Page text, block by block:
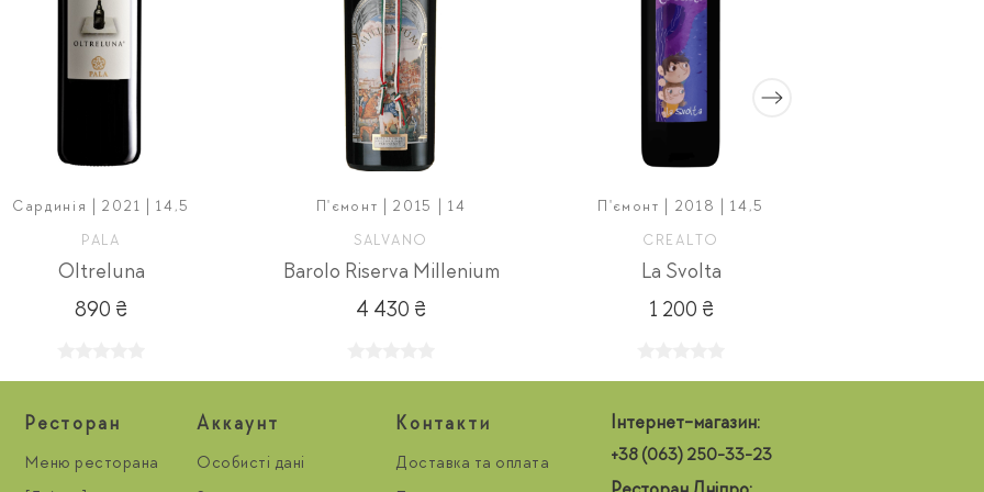
Сардинія | 2021 | 14,5
PALA
Oltreluna
890 ₴
П'ємонт | 2015 | 14
SALVANO
Barolo Riserva Millenium
4 430 ₴
П'ємонт | 2018 | 14,5
CREALTO
La Svolta
1 200 ₴
Ресторан
Меню ресторана
Aккаунт
Особисті дані
Контакти
Доставка та оплата
Інтернет-магазин:
+38 (063) 250-33-23